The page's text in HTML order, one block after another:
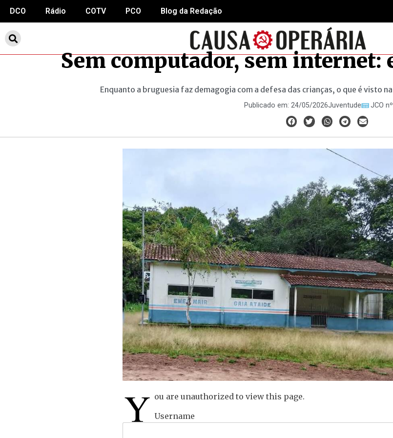
DCO Rádio COTV PCO Blog da Redação
Sem computador, sem internet:
Enquanto a bruguesia faz demagogia com a defesa das crianças, o que é visto
Publicado em: 24/05/2026Juventude JCO
Y ou are unauthorized to view this page.
Username